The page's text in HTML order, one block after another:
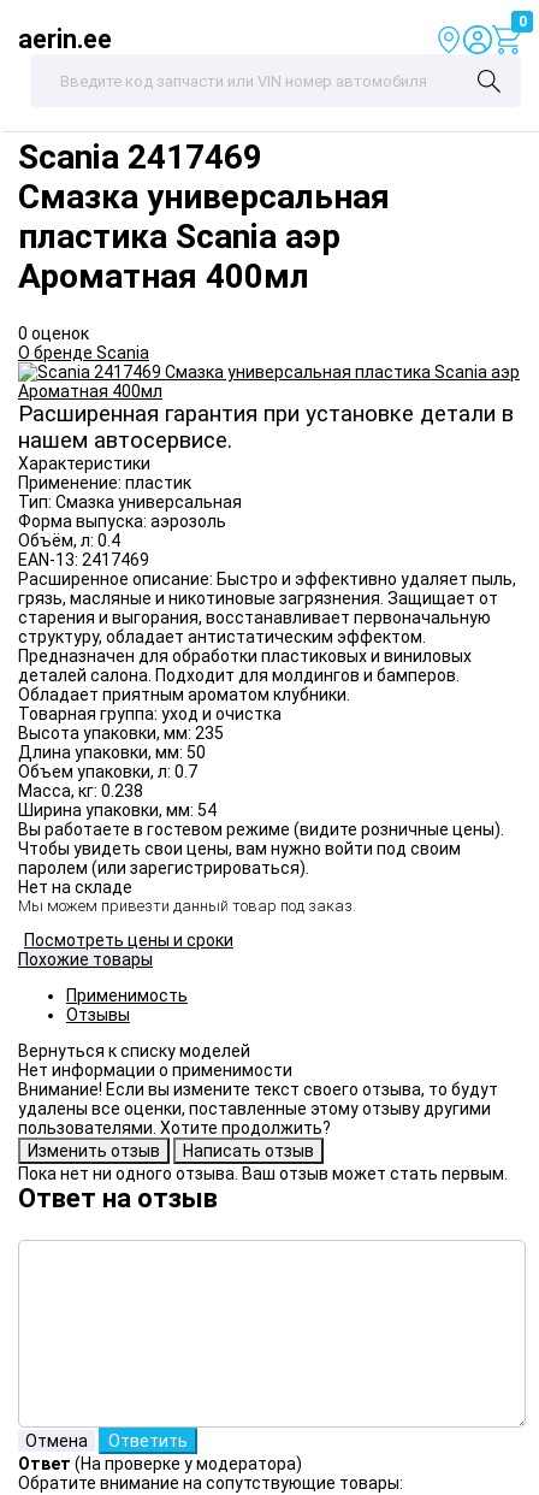
aerin.ee
0
Scania 2417469
Смазка универсальная
пластика Scania аэр
Ароматная 400мл
0 оценок
О бренде Scania
Расширенная гарантия при установке детали в
нашем автосервисе.
Характеристики
Применение: пластик
Тип: Смазка универсальная
Форма выпуска: аэрозоль
Объём, л: 0.4
EAN-13: 2417469
Расширенное описание: Быстро и эффективно удаляет пыль,
грязь, масляные и никотиновые загрязнения. Защищает от
старения и выгорания, восстанавливает первоначальную
структуру, обладает антистатическим эффектом.
Предназначен для обработки пластиковых и виниловых
деталей салона. Подходит для молдингов и бамперов.
Обладает приятным ароматом клубники.
Товарная группа: уход и очистка
Высота упаковки, мм: 235
Длина упаковки, мм: 50
Объем упаковки, л: 0.7
Масса, кг: 0.238
Ширина упаковки, мм: 54
Вы работаете в гостевом режиме (видите розничные цены).
Чтобы увидеть свои цены, вам нужно войти под своим
паролем (или зарегистрироваться).
Нет на складе
Мы можем привезти данный товар под заказ.
Посмотреть цены и сроки
Похожие товары
Применимость
Отзывы
Нет информации о применимости
Внимание! Если вы измените текст своего отзыва, то будут
удалены все оценки, поставленные этому отзыву другими
пользователями. Хотите продолжить?
Пока нет ни одного отзыва. Ваш отзыв может стать первым.
Ответ на отзыв
Ответ (На проверке у модератора)
Обратите внимание на сопутствующие товары: